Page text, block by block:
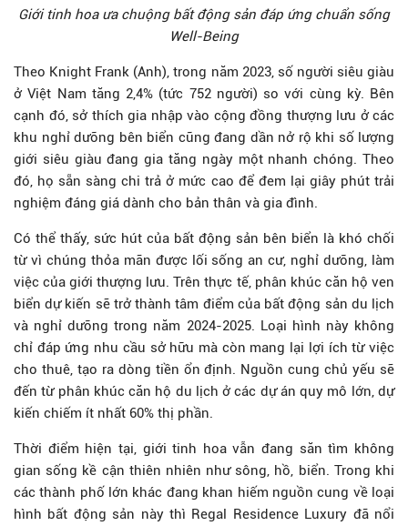
Giới tinh hoa ưa chuộng bất động sản đáp ứng chuẩn sống
Well-Being
Theo Knight Frank (Anh), trong năm 2023, số người siêu giàu
ở Việt Nam tăng 2,4% (tức 752 người) so với cùng kỳ. Bên
cạnh đó, sở thích gia nhập vào cộng đồng thượng lưu ở các
khu nghỉ dưỡng bên biển cũng đang dần nở rộ khi số lượng
giới siêu giàu đang gia tăng ngày một nhanh chóng. Theo
đó, họ sẵn sàng chi trả ở mức cao để đem lại giây phút trải
nghiệm đáng giá dành cho bản thân và gia đình.
Có thể thấy, sức hút của bất động sản bên biển là khó chối
từ vì chúng thỏa mãn được lối sống an cư, nghỉ dưỡng, làm
việc của giới thượng lưu. Trên thực tế, phân khúc căn hộ ven
biển dự kiến sẽ trở thành tâm điểm của bất động sản du lịch
và nghỉ dưỡng trong năm 2024-2025. Loại hình này không
chỉ đáp ứng nhu cầu sở hữu mà còn mang lại lợi ích từ việc
cho thuê, tạo ra dòng tiền ổn định. Nguồn cung chủ yếu sẽ
đến từ phân khúc căn hộ du lịch ở các dự án quy mô lớn, dự
kiến chiếm ít nhất 60% thị phần.
Thời điểm hiện tại, giới tinh hoa vẫn đang săn tìm không
gian sống kề cận thiên nhiên như sông, hồ, biển. Trong khi
các thành phố lớn khác đang khan hiếm nguồn cung về loại
hình bất động sản này thì Regal Residence Luxury đã nổi